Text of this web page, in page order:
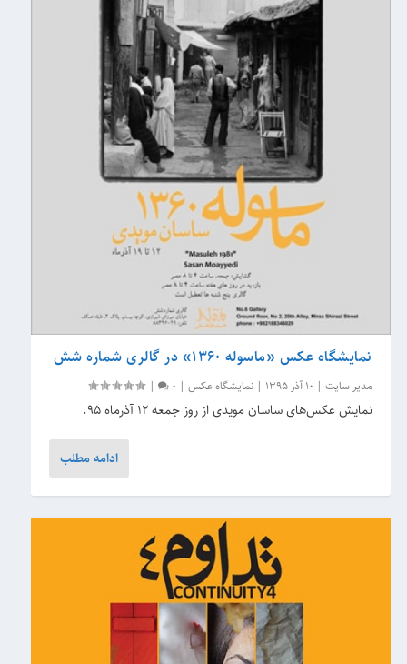
نمایشگاه عکس «ماسوله ۱۳۶۰» در گالری شماره شش
مدیر سایت | 10 آذر 1395 |نمایشگاه عکس |
0
|
نمایش عکس‌های ساسان مویدی از روز جمعه ۱۲ آذرماه ۹۵.
ادامه مطلب